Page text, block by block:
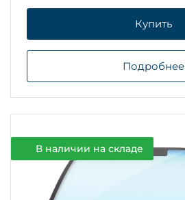
Купить
Подробнее
В наличии на складе